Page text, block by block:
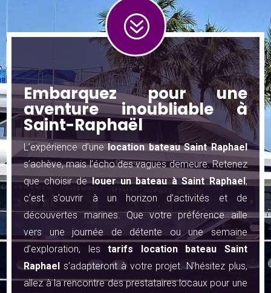
?
Embarquez pour une
aventure inoubliable à
Saint-Raphaël
L’expérience d’unelocation bateau Saint Raphael
s’achève, mais l’écho des vagues demeure. Retenez
que choisir delouer un bateau à Saint Raphael,
c’est s’ouvrir à un horizon d’activités et de
découvertes marines. Que votre préférence aille
vers une journée de détente ou une semaine
d’exploration, lestarifs location bateau Saint
Raphael s’adapteront à votre projet. N’hésitez plus,
allez à la rencontre des prestataires locaux pour une